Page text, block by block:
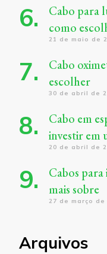
Cabo para
como
21 de maio de
Cabo
escolher
30 de abril de
Cabo em
investir em
20 de abril de
Cabos
mais sobre
27 de março de
Arquivos